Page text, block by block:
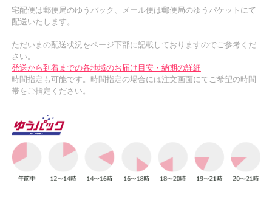
宅配便は郵便局のゆうパック、メール便は郵便局のゆうパケットにて
配送いたします。
ただいまの配送状況をページ下部に記載しておりますのでご参考くだ
さい。
発送から到着までの各地域のお届け目安・納期の詳細
時間指定も可能です。時間指定の場合には注文画面にてご希望の時間
帯をご指定ください。